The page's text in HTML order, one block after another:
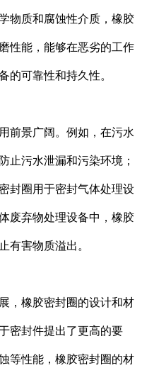
物质和腐蚀性介质，橡胶
性能，能够在恶劣的工作
的可靠性和持久性。
前景广阔。例如，在污水
止污水泄漏和污染环境；
封圈用于密封气体处理设
废弃物处理设备中，橡胶
有害物质溢出。
，橡胶密封圈的设计和材
密封件提出了更高的要
等性能，橡胶密封圈的材